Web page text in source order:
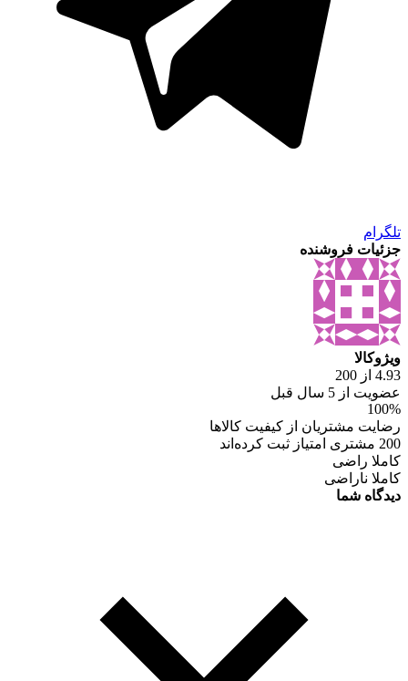
تلگرام
جزئیات فروشنده
ویژوکالا
4.93 از 200
عضویت از 5 سال قبل
100%
رضایت مشتریان از کیفیت کالاها
200 مشتری امتیاز ثبت کرده‌اند
کاملا راضی
کاملا ناراضی
دیدگاه شما